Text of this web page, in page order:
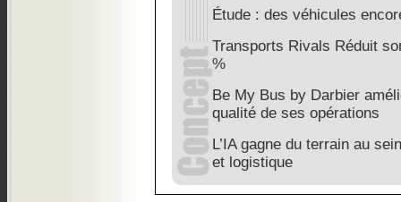
Étude : des véhicules
Transports Rivals Réduit
%
Be My Bus by Darbier
qualité de ses opérations
L’IA gagne du terrain au
et logistique